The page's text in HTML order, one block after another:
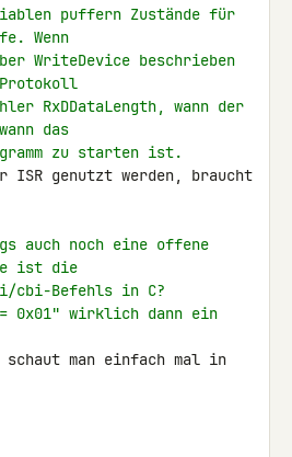
puffern Zustände für
Wenn
WriteDevice beschrieben
RxDDataLength, wann der
das
zu starten ist.
ISR genutzt werden, braucht
auch noch eine offene
ist die
cbi-Befehls in C?
0x01" wirklich dann ein
man einfach mal in